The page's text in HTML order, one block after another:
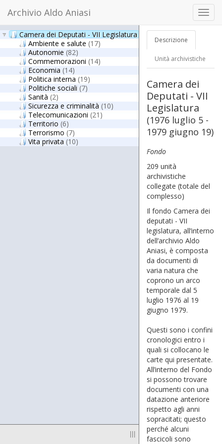
Archivio Aldo Aniasi
Camera dei Deputati - VII Legislatura
Ambiente e salute (17)
Autonomie (82)
Commemorazioni (14)
Economia (14)
Politica interna (19)
Politiche sociali (7)
Sanità (2)
Sicurezza e criminalità (10)
Telecomunicazioni (21)
Territorio (6)
Terrorismo (7)
Vita privata (10)
|||
Descrizione
Unità archivistiche
Camera dei
Deputati - VII
Legislatura
(1976 luglio 5 -
1979 giugno 19)
Fondo
209 unità
archivistiche
collegate (totale del
complesso)
Il fondo Camera dei
deputati - VII
legislatura, all’interno
dell’archivio Aldo
Aniasi, è composta
da documenti di
varia natura che
coprono un arco
temporale dal 5
luglio 1976 al 19
giugno 1979.
Questi sono i confini
cronologici entro i
quali si collocano le
carte qui presentate.
All’interno del Fondo
si possono trovare
documenti con una
datazione anteriore
rispetto agli anni
sopracitati; questo
perché alcuni
fascicoli sono